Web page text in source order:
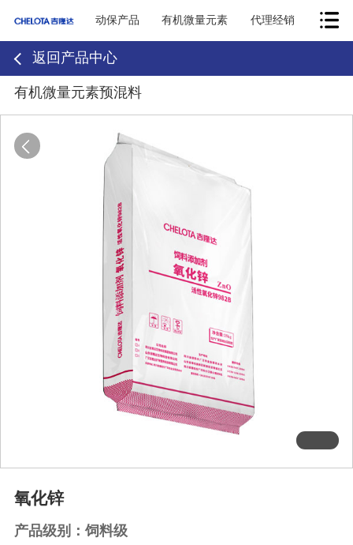
动保产品 有机微量元素 代理经销
返回产品中心
有机微量元素预混料
氧化锌
产品级别：饲料级